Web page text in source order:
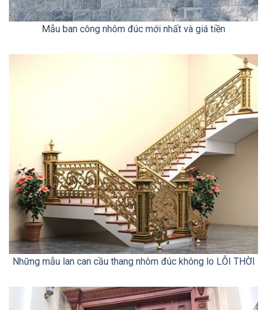
Mẫu ban công nhôm đúc mới nhất và giá tiền
Những mẫu lan can cầu thang nhôm đúc không lo LỖI THỜI